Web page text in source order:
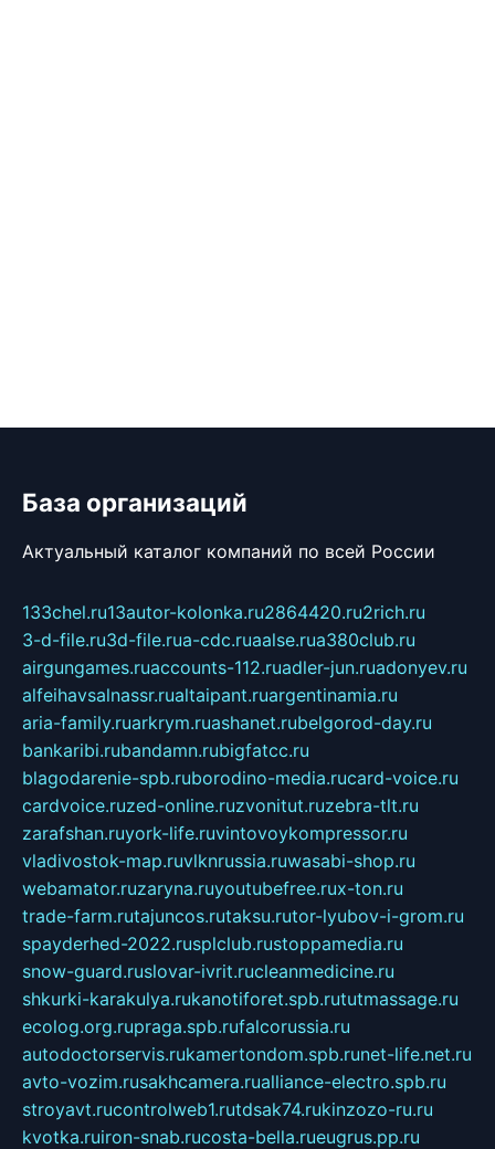
База организаций
Актуальный каталог компаний по всей России
133chel.ru13autor-kolonka.ru2864420.ru2rich.ru
3-d-file.ru3d-file.rua-cdc.ruaalse.rua380club.ru
airgungames.ruaccounts-112.ruadler-jun.ruadonyev.ru
alfeihavsalnassr.rualtaipant.ruargentinamia.ru
aria-family.ruarkrym.ruashanet.rubelgorod-day.ru
bankaribi.rubandamn.rubigfatcc.ru
blagodarenie-spb.ruborodino-media.rucard-voice.ru
cardvoice.ruzed-online.ruzvonitut.ruzebra-tlt.ru
zarafshan.ruyork-life.ruvintovoykompressor.ru
vladivostok-map.ruvlknrussia.ruwasabi-shop.ru
webamator.ruzaryna.ruyoutubefree.rux-ton.ru
trade-farm.rutajuncos.rutaksu.rutor-lyubov-i-grom.ru
spayderhed-2022.rusplclub.rustoppamedia.ru
snow-guard.ruslovar-ivrit.rucleanmedicine.ru
shkurki-karakulya.rukanotiforet.spb.rututmassage.ru
ecolog.org.rupraga.spb.rufalcorussia.ru
autodoctorservis.rukamertondom.spb.runet-life.net.ru
avto-vozim.rusakhcamera.rualliance-electro.spb.ru
stroyavt.rucontrolweb1.rutdsak74.rukinzozo-ru.ru
kvotka.ruiron-snab.rucosta-bella.rueugrus.pp.ru